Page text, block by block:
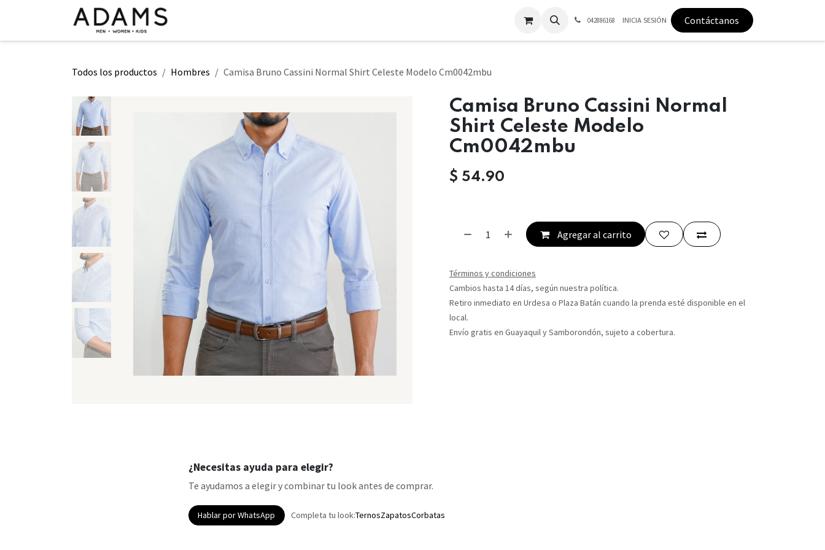
042886168 INICIA SESIÓN Contáctanos
Todos los productos Hombres Camisa Bruno Cassini Normal Shirt Celeste Modelo Cm0042mbu
Camisa Bruno Cassini Normal
Shirt Celeste Modelo
Cm0042mbu
$ 54.90
Agregar al carrito
Términos y condiciones
Cambios hasta 14 días, según nuestra política.
Retiro inmediato en Urdesa o Plaza Batán cuando la prenda esté disponible en el
local.
Envío gratis en Guayaquil y Samborondón, sujeto a cobertura.
¿Necesitas ayuda para elegir?
Te ayudamos a elegir y combinar tu look antes de comprar.
Hablar por WhatsApp Completa tu look:TernosZapatosCorbatas